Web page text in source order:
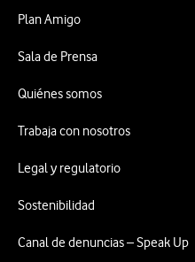
Plan Amigo
Sala de Prensa
Quiénes somos
Trabaja con nosotros
Legal y regulatorio
Sostenibilidad
Canal de denuncias – Speak Up